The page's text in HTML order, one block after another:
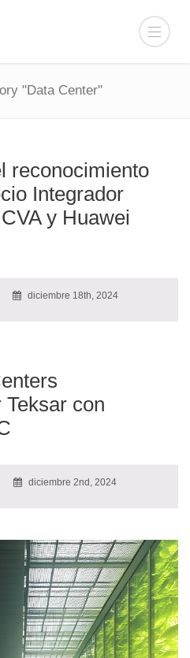
"Data Center"
reconocimiento
Integrador
y Huawei
diciembre 18th, 2024
con
diciembre 2nd, 2024